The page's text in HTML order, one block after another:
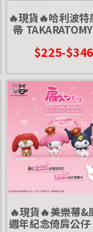
🔥現貨🔥哈利波
帚
奇
$225-$346
🔥現貨🔥美樂蒂&
週年紀念倚肩公仔